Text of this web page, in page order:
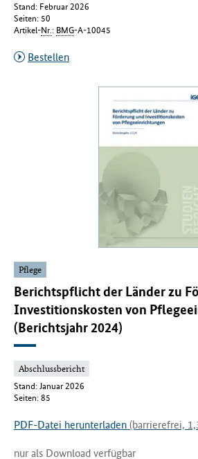
Stand: Februar 2026
Seiten: 50
Artikel-Nr. : BMG-A-10045
Bestellen
Pflege
Berichtspflicht der Länder zu
Investitionskosten von
(Berichtsjahr 2024)
Abschlussbericht
Stand: Januar 2026
Seiten: 85
PDF-Datei herunterladen (barrierefrei,
nur als Download verfügbar